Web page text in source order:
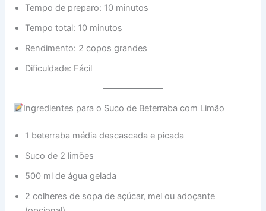
Tempo de preparo: 10 minutos
Tempo total: 10 minutos
Rendimento: 2 copos grandes
Dificuldade: Fácil
Ingredientes para o Suco de Beterraba com Limão
1 beterraba média descascada e picada
Suco de 2 limões
500 ml de água gelada
2 colheres de sopa de açúcar, mel ou adoçante